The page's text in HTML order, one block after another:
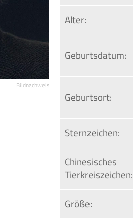
Bildnachweis
Alter:
Geburtsdatum:
Geburtsort:
Sternzeichen:
Chinesisches
Tierkreiszeichen:
Größe: